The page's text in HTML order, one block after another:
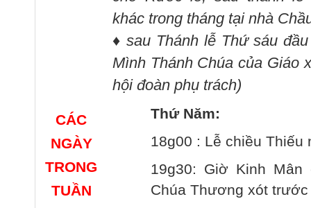
CÁC
NGÀY
TRONG
TUẦN
khác trong tháng tại nhà
♦sau Thánh lễ Thứ sáu
Mình Thánh Chúa của Giáo
hội đoàn phụ trách)
Thứ Năm:
18g00 : Lễ chiều Thiếu
19g30: Giờ Kinh
Chúa Thương xót